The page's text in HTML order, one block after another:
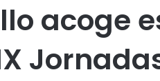
acoge